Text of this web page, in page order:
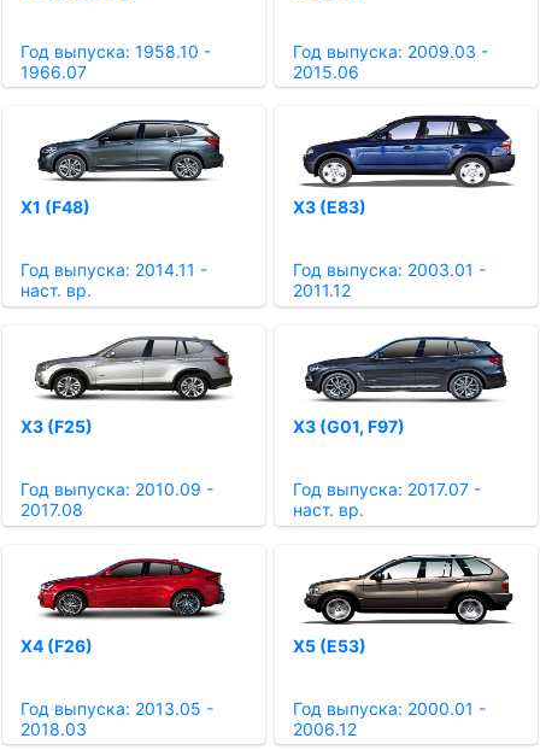
Год выпуска: 1958.10 -
1966.07
Год выпуска: 2009.03 -
2015.06
X1 (F48)
Год выпуска: 2014.11 -
наст. вр.
X3 (E83)
Год выпуска: 2003.01 -
2011.12
X3 (F25)
Год выпуска: 2010.09 -
2017.08
X3 (G01, F97)
Год выпуска: 2017.07 -
наст. вр.
X4 (F26)
Год выпуска: 2013.05 -
2018.03
X5 (E53)
Год выпуска: 2000.01 -
2006.12